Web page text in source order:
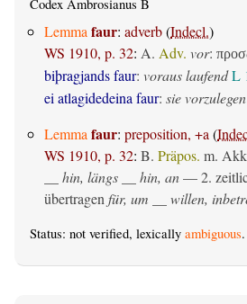
Codex Ambrosianus B
Lemmafaur: adverb(Indecl.)
WS 1910, p. 32: A. Adv. vor:
biþragjands faur: voraus laufendL
ei atlagidedeina faur: sie vorzulegen
Lemmafaur: preposition, +a(
WS 1910, p. 32: B. Präpos. m.
__ hin, längs __ hin, an— 2.
übertragenfür, um __ willen,
Status: not verified, lexically ambiguous.